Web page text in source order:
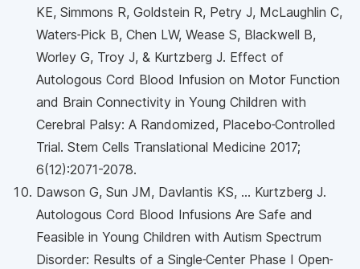
KE, Simmons R, Goldstein R, Petry J, McLaughlin C,
Waters‐Pick B, Chen LW, Wease S, Blackwell B,
Worley G, Troy J, & Kurtzberg J. Effect of
Autologous Cord Blood Infusion on Motor Function
and Brain Connectivity in Young Children with
Cerebral Palsy: A Randomized, Placebo‐Controlled
Trial. Stem Cells Translational Medicine 2017;
6(12):2071-2078.
Dawson G, Sun JM, Davlantis KS, ... Kurtzberg J.
Autologous Cord Blood Infusions Are Safe and
Feasible in Young Children with Autism Spectrum
Disorder: Results of a Single‐Center Phase I Open‐